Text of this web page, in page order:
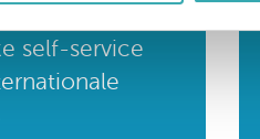
self-service